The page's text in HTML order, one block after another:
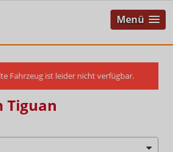
Menü
Fahrzeug ist leider nicht verfügbar.
Tiguan